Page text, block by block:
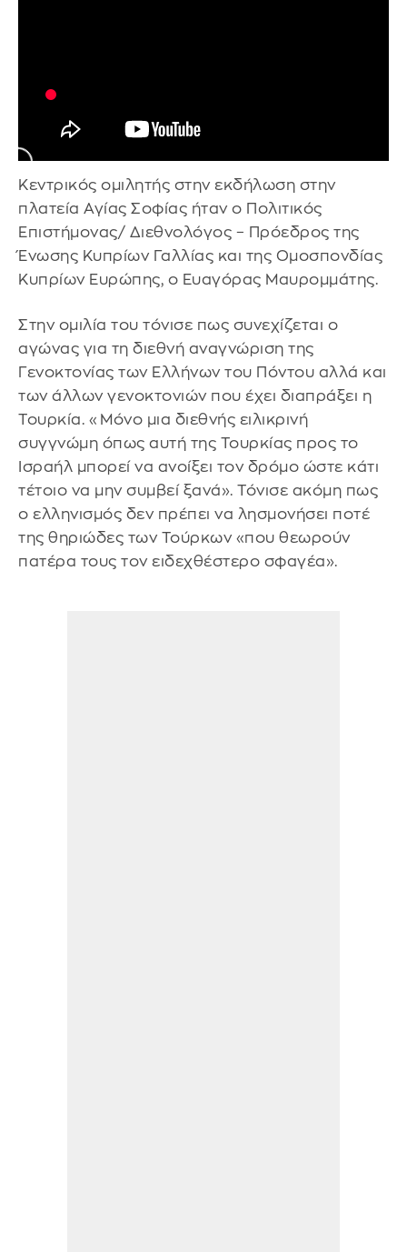
Κεντρικός ομιλητής στην εκδήλωση στην
πλατεία Αγίας Σοφίας ήταν ο Πολιτικός
Επιστήμονας/ Διεθνολόγος – Πρόεδρος της
Ένωσης Κυπρίων Γαλλίας και της Ομοσπονδίας
Κυπρίων Ευρώπης, ο Ευαγόρας Μαυρομμάτης.
Στην ομιλία του τόνισε πως συνεχίζεται ο
αγώνας για τη διεθνή αναγνώριση της
Γενοκτονίας των Ελλήνων του Πόντου αλλά και
των άλλων γενοκτονιών που έχει διαπράξει η
Τουρκία. «Μόνο μια διεθνής ειλικρινή
συγγνώμη όπως αυτή της Τουρκίας προς το
Ισραήλ μπορεί να ανοίξει τον δρόμο ώστε κάτι
τέτοιο να μην συμβεί ξανά». Τόνισε ακόμη πως
ο ελληνισμός δεν πρέπει να λησμονήσει ποτέ
της θηριώδες των Τούρκων «που θεωρούν
πατέρα τους τον ειδεχθέστερο σφαγέα».